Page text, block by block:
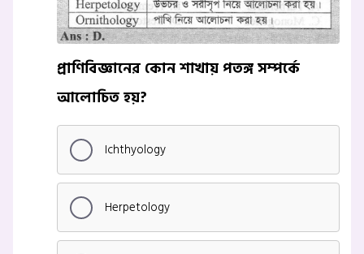
প্রাণিবিজ্ঞানের কোন শাখায় পতঙ্গ সম্পর্কে
আলোচিত হয়?
Ichthyology
Herpetology